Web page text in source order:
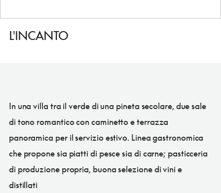
L'INCANTO
In una villa tra il verde di una pineta secolare, due sale
di tono romantico con caminetto e terrazza
panoramica per il servizio estivo. Linea gastronomica
che propone sia piatti di pesce sia di carne; pasticceria
di produzione propria, buona selezione di vini e
distillati